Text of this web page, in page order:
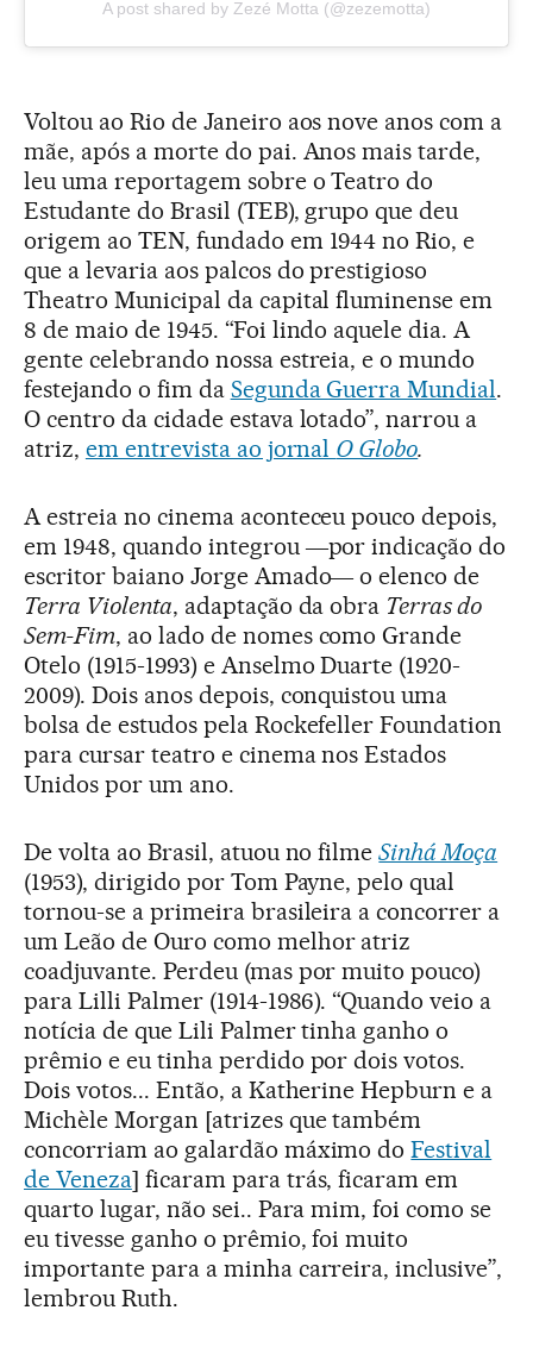
A post shared by Zezé Motta (@zezemotta)
Voltou ao Rio de Janeiro aos nove anos com a
mãe, após a morte do pai. Anos mais tarde,
leu uma reportagem sobre o Teatro do
Estudante do Brasil (TEB), grupo que deu
origem ao TEN, fundado em 1944 no Rio, e
que a levaria aos palcos do prestigioso
Theatro Municipal da capital fluminense em
8 de maio de 1945. “Foi lindo aquele dia. A
gente celebrando nossa estreia, e o mundo
festejando o fim da Segunda Guerra Mundial.
O centro da cidade estava lotado”, narrou a
atriz, em entrevista ao jornal O Globo.
A estreia no cinema aconteceu pouco depois,
em 1948, quando integrou ―por indicação do
escritor baiano Jorge Amado― o elenco de
Terra Violenta, adaptação da obra Terras do
Sem-Fim, ao lado de nomes como Grande
Otelo (1915-1993) e Anselmo Duarte (1920-
2009). Dois anos depois, conquistou uma
bolsa de estudos pela Rockefeller Foundation
para cursar teatro e cinema nos Estados
Unidos por um ano.
De volta ao Brasil, atuou no filmeSinhá Moça
(1953), dirigido por Tom Payne, pelo qual
tornou-se a primeira brasileira a concorrer a
um Leão de Ouro como melhor atriz
coadjuvante. Perdeu (mas por muito pouco)
para Lilli Palmer (1914-1986). “Quando veio a
notícia de que Lili Palmer tinha ganho o
prêmio e eu tinha perdido por dois votos.
Dois votos... Então, a Katherine Hepburn e a
Michèle Morgan [atrizes que também
concorriam ao galardão máximo doFestival
de Veneza] ficaram para trás, ficaram em
quarto lugar, não sei.. Para mim, foi como se
eu tivesse ganho o prêmio, foi muito
importante para a minha carreira, inclusive”,
lembrou Ruth.